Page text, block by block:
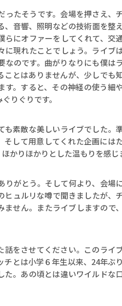
たそうです。会場を押さえ、
音響、照明などの技術面を整
にオファーをしてくれて、交
現れたことでしょう。ライブ
のです。曲がりなりにも僕は
とはありませんが、少しでも
。すると、その神経の使う細
りぐりです。
素敵な美しいライブでした。
して用意してくれた企画には
かりほかりとした温もりを感じ
がとう。そして何より、会場
ュルリな噂で聞きましたが、
せん。またライブしますので
をさせてください。このライ
とは小学６年生以来、24年ぶ
た。あの頃とは違いワイルドな